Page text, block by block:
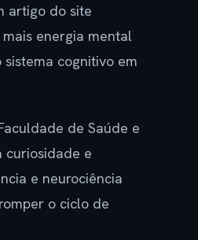
artigo do site
energia mental
cognitivo em
de Saúde e
curiosidade e
e neurociência
o ciclo de